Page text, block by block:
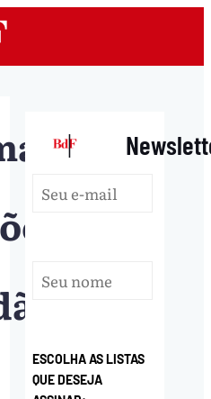
|
ESCOLHA AS LISTAS
QUE DESEJA